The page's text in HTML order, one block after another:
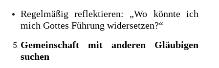
Regelmäßig reflektieren: „Wo könnte ich
mich Gottes Führung widersetzen?“
Gemeinschaft mit anderen Gläubigen
suchen